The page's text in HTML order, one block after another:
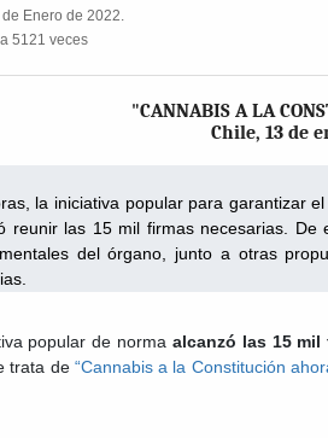
Enero de 2022.
5121 veces
"CANNABIS A LA
Chile, 13 de
la iniciativa popular para garantizar
reunir las 15 mil firmas necesarias.
del órgano, junto a otras
popular de norma alcanzó las 15 mil
trata de “Cannabis a la Constitución